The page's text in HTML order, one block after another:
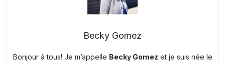
Becky Gomez
Bonjour à tous! Je m’appelle Becky Gomez et je suis née le